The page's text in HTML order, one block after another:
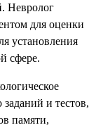
Невролог
для оценки
установления
сфере.
и тестов,
памяти,